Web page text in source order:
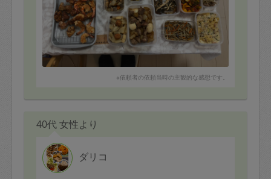
※依頼者の依頼当時の主観的な感想です。
40代 女性より
ダリコ